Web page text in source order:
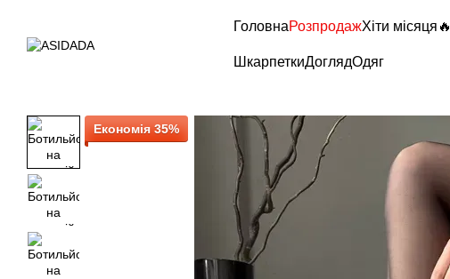
ГоловнаРозпродажХіти місяця🔥
ШкарпеткиДоглядОдяг
Економія 35%